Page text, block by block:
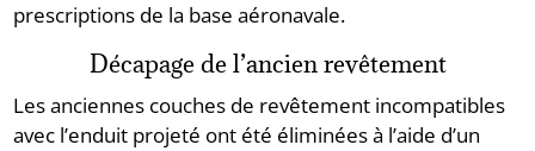
prescriptions de la base aéronavale.
Décapage de l’ancien revêtement
Les anciennes couches de revêtement incompatibles
avec l’enduit projeté ont été éliminées à l’aide d’un